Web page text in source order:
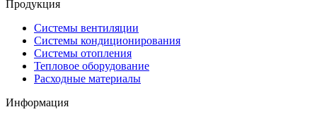
Продукция
Системы вентиляции
Системы кондиционирования
Системы отопления
Тепловое оборудование
Расходные материалы
Информация